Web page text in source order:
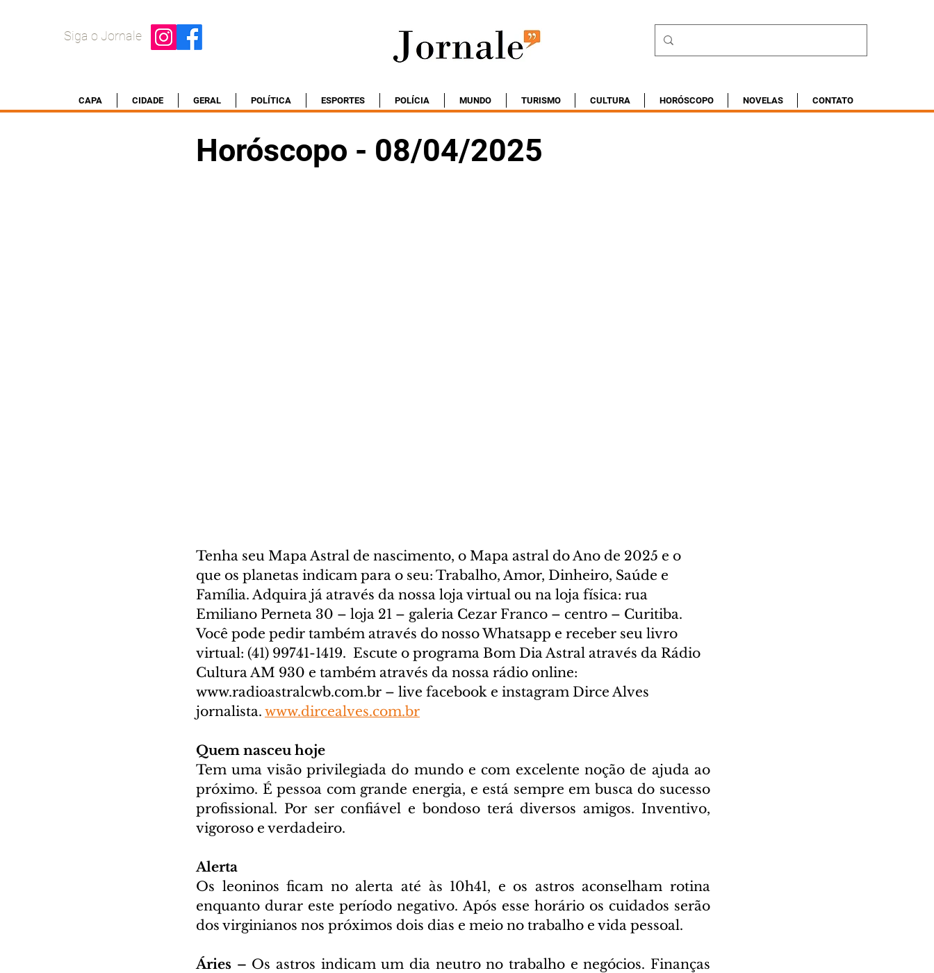
Siga o Jornale
CAPA CIDADE GERAL POLÍTICA ESPORTES POLÍCIA MUNDO TURISMO CULTURA HORÓSCOPO NOVELAS CONTATO
Horóscopo - 08/04/2025
Tenha seu Mapa Astral de nascimento, o Mapa astral do Ano de 2025 e o
que os planetas indicam para o seu: Trabalho, Amor, Dinheiro, Saúde e
Família. Adquira já através da nossa loja virtual ou na loja física: rua
Emiliano Perneta 30 – loja 21 – galeria Cezar Franco – centro – Curitiba.
Você pode pedir também através do nosso Whatsapp e receber seu livro
virtual: (41) 99741-1419. Escute o programa Bom Dia Astral através da Rádio
Cultura AM 930 e também através da nossa rádio online:
www.radioastralcwb.com.br – live facebook e instagram Dirce Alves
jornalista. www.dircealves.com.br
Quem nasceu hoje
Tem uma visão privilegiada do mundo e com excelente noção de ajuda ao
próximo. É pessoa com grande energia, e está sempre em busca do sucesso
profissional. Por ser confiável e bondoso terá diversos amigos. Inventivo,
vigoroso e verdadeiro.
Alerta
Os leoninos ficam no alerta até às 10h41, e os astros aconselham rotina
enquanto durar este período negativo. Após esse horário os cuidados serão
dos virginianos nos próximos dois dias e meio no trabalho e vida pessoal.
Áries – Os astros indicam um dia neutro no trabalho e negócios. Finanças